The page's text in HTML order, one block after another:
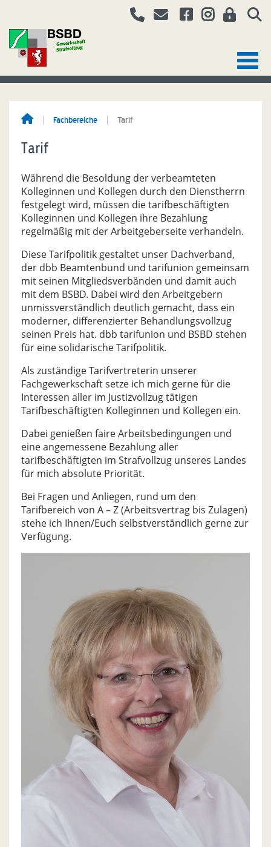
Fachbereiche Tarif
Tarif
Während die Besoldung der verbeamteten
Kolleginnen und Kollegen durch den Dienstherrn
festgelegt wird, müssen die tarifbeschäftigten
Kolleginnen und Kollegen ihre Bezahlung
regelmäßig mit der Arbeitgeberseite verhandeln.
Diese Tarifpolitik gestaltet unser Dachverband,
der dbb Beamtenbund und tarif­union gemeinsam
mit seinen Mitgliedsverbänden und damit auch
mit dem BSBD. Dabei wird den Arbeitgebern
unmissverständlich deutlich gemacht, dass ein
moderner, differenzierter Behandlungsvollzug
seinen Preis hat. dbb tarifunion und BSBD stehen
für eine solidarische Tarifpolitik.
Als zuständige Tarifvertreterin unserer
Fachgewerkschaft setze ich mich gerne für die
Interessen aller im Justizvollzug tätigen
Tarifbeschäftigten Kolleginnen und Kollegen ein.
Dabei genießen faire Arbeitsbedingungen und
eine angemessene Bezahlung aller
tarifbeschäftigten im Strafvollzug unseres Landes
für mich absolute Priorität.
Bei Fragen und Anliegen, rund um den
Tarifbereich von A – Z (Arbeitsvertrag bis Zulagen)
stehe ich Ihnen/Euch selbstverständlich gerne zur
Verfügung.